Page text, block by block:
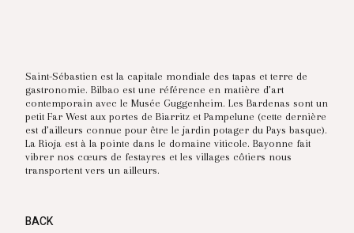
Saint-Sébastien est la capitale mondiale des tapas et terre de
gastronomie. Bilbao est une référence en matière d’art
contemporain avec le Musée Guggenheim. Les Bardenas sont un
petit Far West aux portes de Biarritz et Pampelune (cette dernière
est d’ailleurs connue pour être le jardin potager du Pays basque).
La Rioja est à la pointe dans le domaine viticole. Bayonne fait
vibrer nos cœurs de festayres et les villages côtiers nous
transportent vers un ailleurs.
BACK